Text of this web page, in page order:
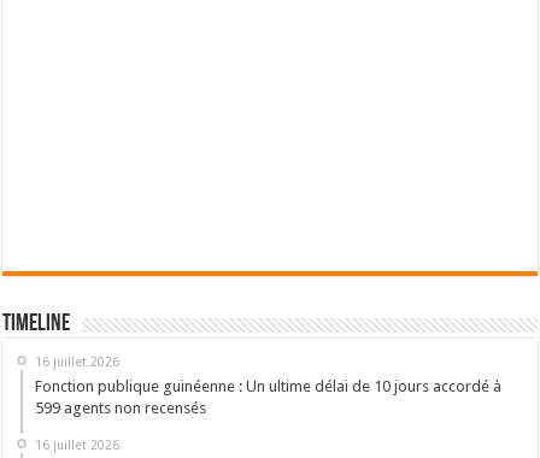
Timeline
16 juillet 2026
Fonction publique guinéenne : Un ultime délai de 10 jours accordé à
599 agents non recensés
16 juillet 2026